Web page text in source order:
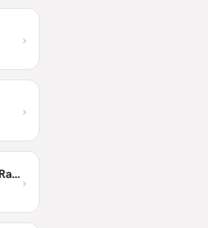
›
›
Bayerischer Radsportverband e.V. & Altmühltaler Radmarathon ›